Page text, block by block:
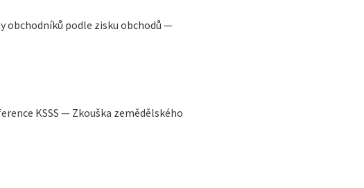
obchodníků podle zisku obchodů —
KSSS — Zkouška zemědělského